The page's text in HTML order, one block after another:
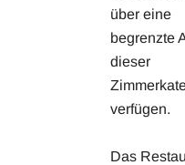
über eine
begrenzte
dieser
verfügen.
Das